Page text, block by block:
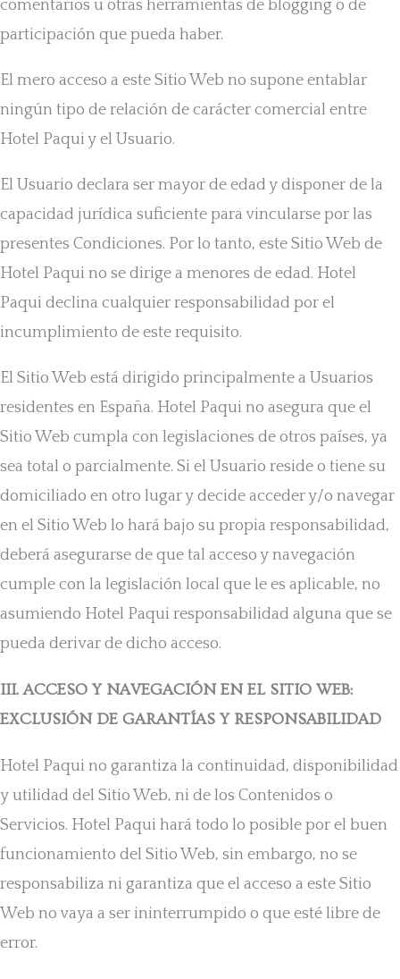
comentarios u otras herramientas de blogging o de
participación que pueda haber.
El mero acceso a este Sitio Web no supone entablar
ningún tipo de relación de carácter comercial entre
Hotel Paqui y el Usuario.
El Usuario declara ser mayor de edad y disponer de la
capacidad jurídica suficiente para vincularse por las
presentes Condiciones. Por lo tanto, este Sitio Web de
Hotel Paqui no se dirige a menores de edad. Hotel
Paqui declina cualquier responsabilidad por el
incumplimiento de este requisito.
El Sitio Web está dirigido principalmente a Usuarios
residentes en España. Hotel Paqui no asegura que el
Sitio Web cumpla con legislaciones de otros países, ya
sea total o parcialmente. Si el Usuario reside o tiene su
domiciliado en otro lugar y decide acceder y/o navegar
en el Sitio Web lo hará bajo su propia responsabilidad,
deberá asegurarse de que tal acceso y navegación
cumple con la legislación local que le es aplicable, no
asumiendo Hotel Paqui responsabilidad alguna que se
pueda derivar de dicho acceso.
III. ACCESO Y NAVEGACIÓN EN EL SITIO WEB:
EXCLUSIÓN DE GARANTÍAS Y RESPONSABILIDAD
Hotel Paqui no garantiza la continuidad, disponibilidad
y utilidad del Sitio Web, ni de los Contenidos o
Servicios. Hotel Paqui hará todo lo posible por el buen
funcionamiento del Sitio Web, sin embargo, no se
responsabiliza ni garantiza que el acceso a este Sitio
Web no vaya a ser ininterrumpido o que esté libre de
error.